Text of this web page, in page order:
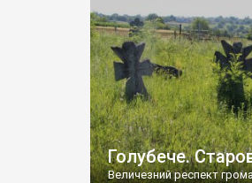
Голубече.
Величезний респект